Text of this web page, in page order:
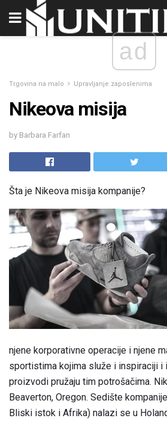
ad
Trgovina na malo Upravljanje zaposlenima
Nikeova misija
by Barbara Farfan
Šta je Nikeova misija kompanije?
njene korporativne operacije i njene
sportistima kojima služe i inspiraciji i
proizvodi pružaju tim potrošačima.
Beaverton, Oregon. Sedište
Bliski istok i Afrika) nalazi se u